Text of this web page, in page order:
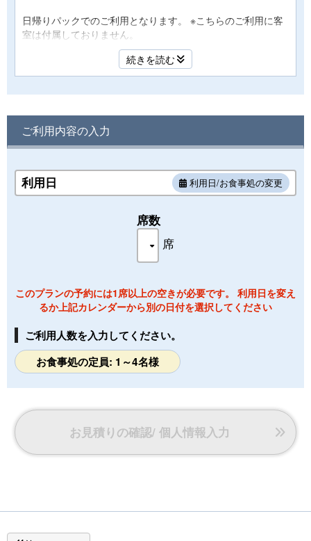
日帰りパックでのご利用となります。 ※こちらのご利用に客
室は付属しておりません。
続きを読む
ご利用内容の入力
利用日 利用日/お食事処の変更
席数
席
このプランの予約には1席以上の空きが必要です。 利用日を変え
るか上記カレンダーから別の日付を選択してください
ご利用人数を入力してください。
お食事処の定員: 1～4名様
お見積りの確認/ 個人情報入力